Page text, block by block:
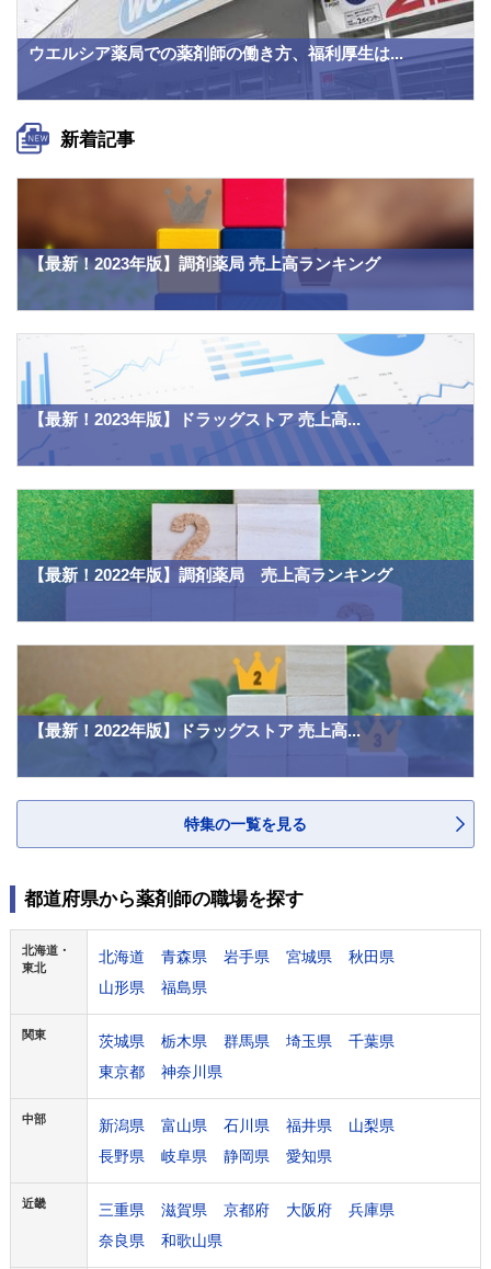
ウエルシア薬局での薬剤師の働き方、福利厚生は...
新着記事
【最新！2023年版】調剤薬局 売上高ランキング
【最新！2023年版】ドラッグストア 売上高...
【最新！2022年版】調剤薬局 売上高ランキング
【最新！2022年版】ドラッグストア 売上高...
特集の一覧を見る
都道府県から薬剤師の職場を探す
北海道・
東北
北海道 青森県 岩手県 宮城県
秋田県
山形県
福島県
関東 茨城県 栃木県 群馬県 埼玉県
千葉県
東京都
神奈川県
中部 新潟県 富山県 石川県 福井県
山梨県
長野県
岐阜県 静岡県 愛知県
近畿 三重県 滋賀県 京都府 大阪府
兵庫県
奈良県
和歌山県